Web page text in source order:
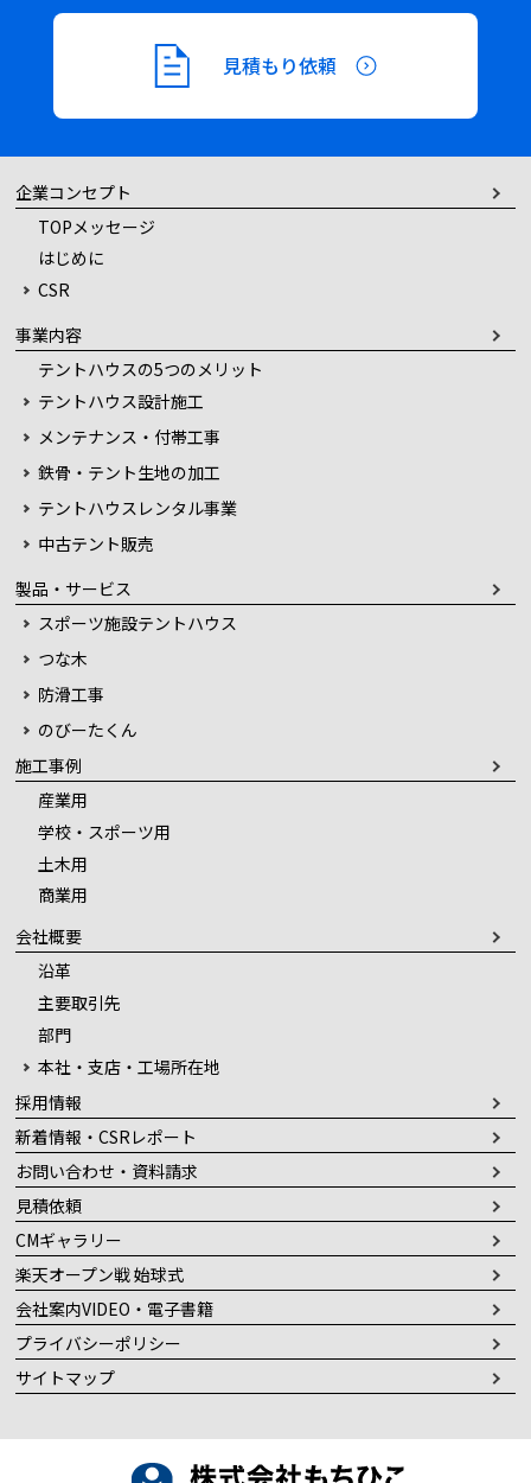
見積もり依頼
企業コンセプト
TOPメッセージ
はじめに
CSR
事業内容
テントハウスの5つのメリット
テントハウス設計施工
メンテナンス・付帯工事
鉄骨・テント生地の加工
テントハウスレンタル事業
中古テント販売
製品・サービス
スポーツ施設テントハウス
つな木
防滑工事
のびーたくん
施工事例
産業用
学校・スポーツ用
土木用
商業用
会社概要
沿革
主要取引先
部門
本社・支店・工場所在地
採用情報
新着情報・CSRレポート
お問い合わせ・資料請求
見積依頼
CMギャラリー
楽天オープン戦 始球式
会社案内VIDEO・電子書籍
プライバシーポリシー
サイトマップ